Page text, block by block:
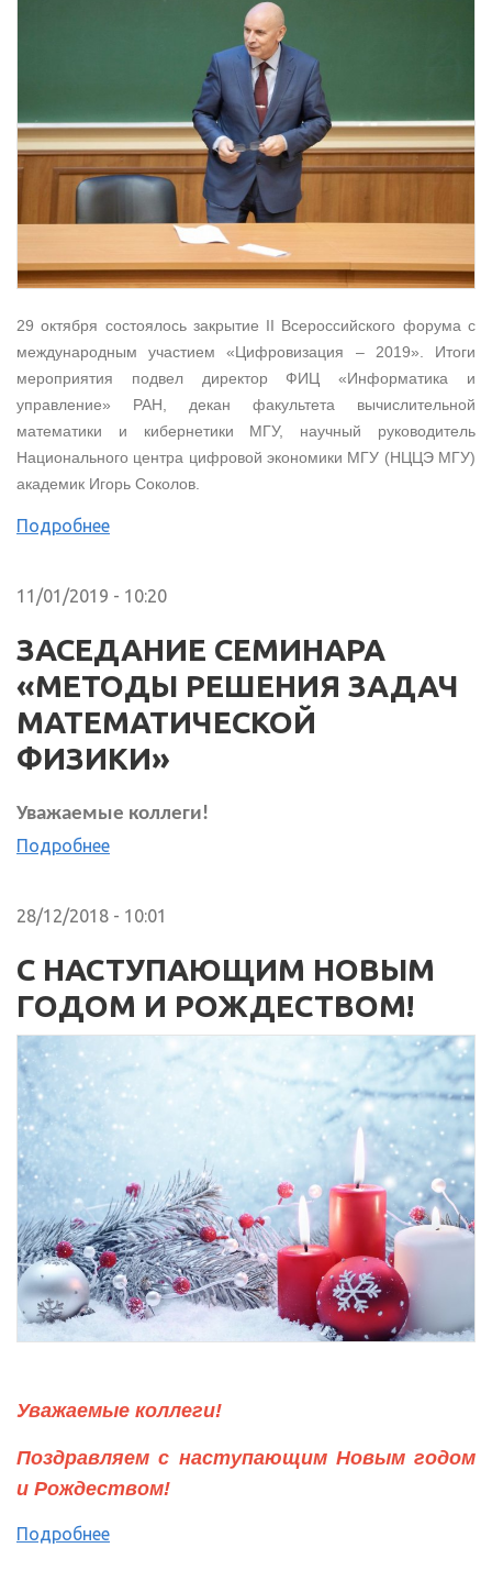
29 октября состоялось закрытие II Всероссийского форума с
международным участием «Цифровизация ‒ 2019». Итоги
мероприятия подвел директор ФИЦ «Информатика и
управление» РАН, декан факультета вычислительной
математики и кибернетики МГУ, научный руководитель
Национального центра цифровой экономики МГУ (НЦЦЭ МГУ)
академик Игорь Соколов.
Подробнее
11/01/2019 - 10:20
ЗАСЕДАНИЕ СЕМИНАРА
«МЕТОДЫ РЕШЕНИЯ ЗАДАЧ
МАТЕМАТИЧЕСКОЙ
ФИЗИКИ»
Уважаемые коллеги!
Подробнее
28/12/2018 - 10:01
С НАСТУПАЮЩИМ НОВЫМ
ГОДОМ И РОЖДЕСТВОМ!
Уважаемые коллеги!
Поздравляем с наступающим Новым годом
и Рождеством!
Подробнее